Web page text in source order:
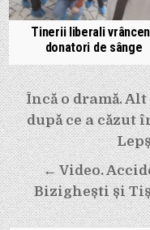
Tinerii liberali
donatori de sânge
Navigare
în
articole
Încă o dramă.
după ce a căzut
← Video.
Bizighești și